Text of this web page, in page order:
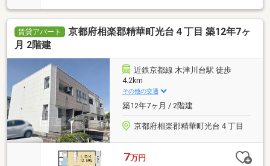
賃貸アパート
京都府相楽郡精華町光台４丁目 築12年7ヶ
月 2階建
近鉄京都線 木津川台駅 徒歩
4.2km
その他の交通
築12年7ヶ月 / 2階建
京都府相楽郡精華町光台４丁目
7万円